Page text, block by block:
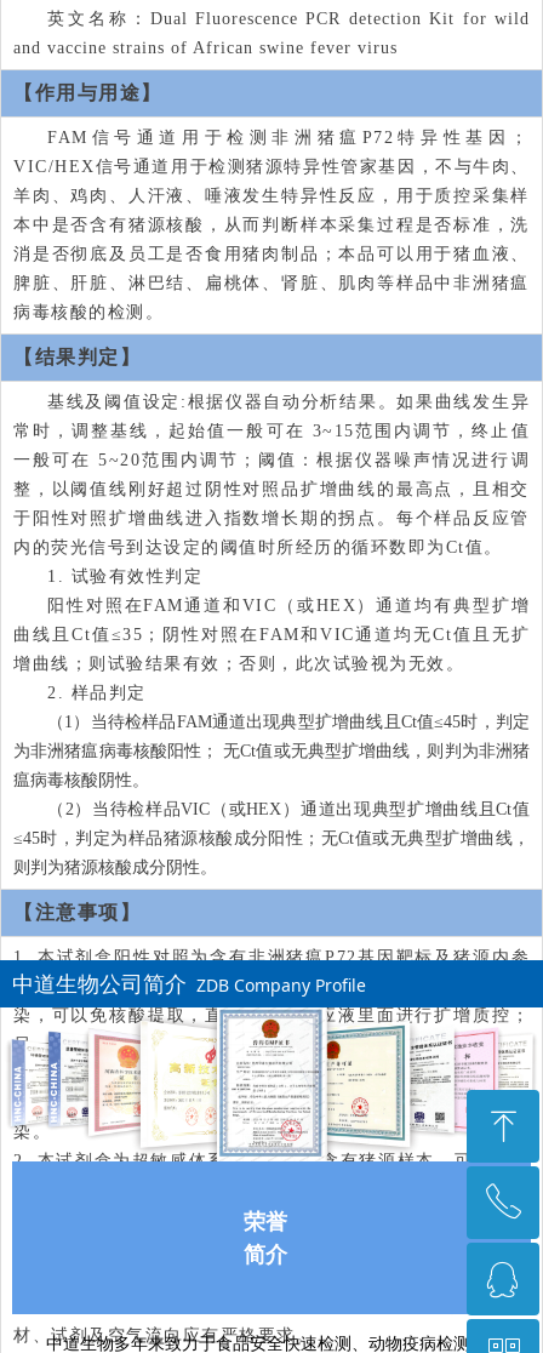
英文名称： Dual Fluorescence PCR detection Kit for wild
and vaccine strains of African swine fever virus
【作用与用途】
FAM信号通道用于检测非洲猪瘟P72特异性基因；
VIC/HEX信号通道用于检测猪源特异性管家基因，不与牛肉、
羊肉、鸡肉、人汗液、唾液发生特异性反应，用于质控采集样
本中是否含有猪源核酸，从而判断样本采集过程是否标准，洗
消是否彻底及员工是否食用猪肉制品；本品可以用于猪血液、
脾脏、肝脏、淋巴结、扁桃体、肾脏、肌肉等样品中非洲猪瘟
病毒核酸的检测。
【结果判定】
基线及阈值设定:根据仪器自动分析结果。如果曲线发生异
常时，调整基线，起始值一般可在 3~15范围内调节，终止值
一般可在 5~20范围内调节；阈值：根据仪器噪声情况进行调
整，以阈值线刚好超过阴性对照品扩增曲线的最高点，且相交
于阳性对照扩增曲线进入指数增长期的拐点。每个样品反应管
内的荧光信号到达设定的阈值时所经历的循环数即为Ct值。
1. 试验有效性判定
阳性对照在FAM通道和VIC（或HEX）通道均有典型扩增
曲线且Ct值≤35；阴性对照在FAM和VIC通道均无Ct值且无扩
增曲线；则试验结果有效；否则，此次试验视为无效。
2. 样品判定
（1）当待检样品FAM通道出现典型扩增曲线且Ct值≤45时，判定
为非洲猪瘟病毒核酸阳性； 无Ct值或无典型扩增曲线，则判为非洲猪
瘟病毒核酸阴性。
（2）当待检样品VIC（或HEX）通道出现典型扩增曲线且Ct值
≤45时，判定为样品猪源核酸成分阳性；无Ct值或无典型扩增曲线，
则判为猪源核酸成分阴性。
【注意事项】
1. 本试剂盒阳性对照为含有非洲猪瘟P72基因靶标及猪源内参
管家基因靶标的假病毒，假病毒较质粒更不易形成气溶胶污
染，可以免核酸提取，直接加PCR反应液里面进行扩增质控；
另一方面，假病毒也可以参与核酸提取步骤，用于质控提取试
剂盒提取效率，在参与提取时，取10 l阳性对照+190l无核
酸酶水，作为样品参与提取，应严格规范操作，防范交叉污
染。
2. 本试剂盒为超敏感体系，若样品中含有猪源样本，可不必加
阳性对照，VIC通道可用于扩增反应体系质控。试验人员需经
过严格培训。在操作过程中对时间、试剂体积等精确控制可以
3. 实验室应严格按照有关规定分区管理，依照配液区→模板提
材、试剂及空气流向应有严格要求。
中道生物公司简介 ZDB Company Profile
荣誉
简介
中道生物多年来致力于食品安全快速检测、动物疫病检测与防治
ꁸ
回到顶部
ꂅ
0371-67896961
ꁗ